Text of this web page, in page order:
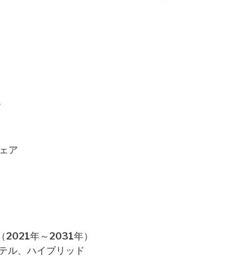
ア
2021年～2031年）
ル、ハイブリッド